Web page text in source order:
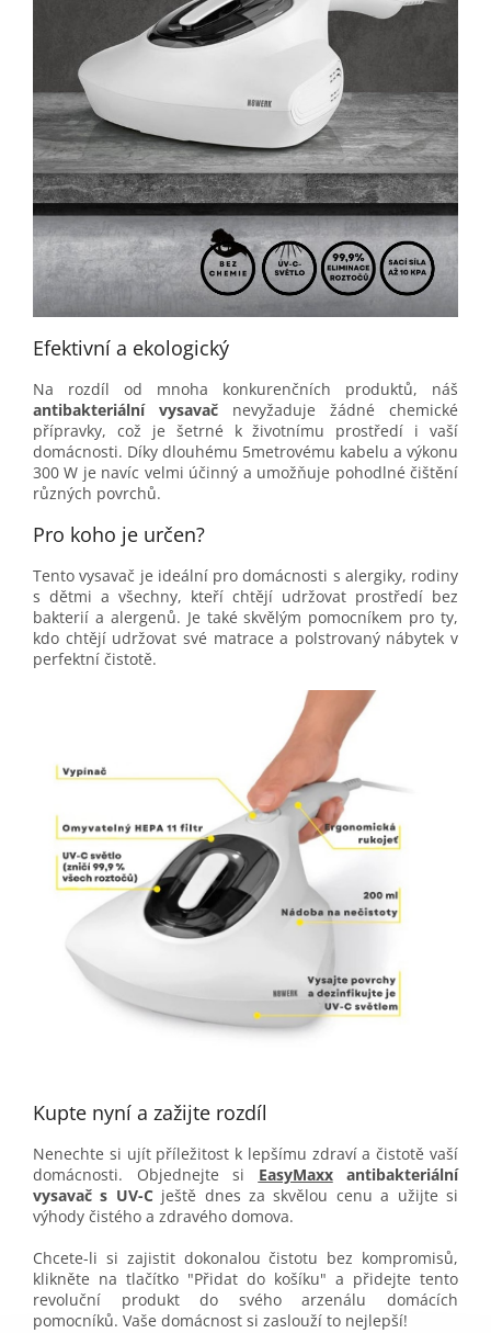
Efektivní a ekologický
Na rozdíl od mnoha konkurenčních produktů, náš
antibakteriální vysavač nevyžaduje žádné chemické
přípravky, což je šetrné k životnímu prostředí i vaší
domácnosti. Díky dlouhému 5metrovému kabelu a výkonu
300 W je navíc velmi účinný a umožňuje pohodlné čištění
různých povrchů.
Pro koho je určen?
Tento vysavač je ideální pro domácnosti s alergiky, rodiny
s dětmi a všechny, kteří chtějí udržovat prostředí bez
bakterií a alergenů. Je také skvělým pomocníkem pro ty,
kdo chtějí udržovat své matrace a polstrovaný nábytek v
perfektní čistotě.
Kupte nyní a zažijte rozdíl
Nenechte si ujít příležitost k lepšímu zdraví a čistotě vaší
domácnosti. Objednejte si EasyMaxxantibakteriální
vysavač s UV-Cještě dnes za skvělou cenu a užijte si
výhody čistého a zdravého domova.
Chcete-li si zajistit dokonalou čistotu bez kompromisů,
klikněte na tlačítko "Přidat do košíku" a přidejte tento
revoluční produkt do svého arzenálu domácích
pomocníků. Vaše domácnost si zaslouží to nejlepší!